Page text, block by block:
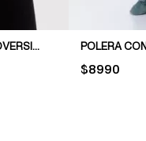
CAMISETA ESTAMPADA DE MALLA OVERSIZED FIT POLERA
PRICE:
$8990